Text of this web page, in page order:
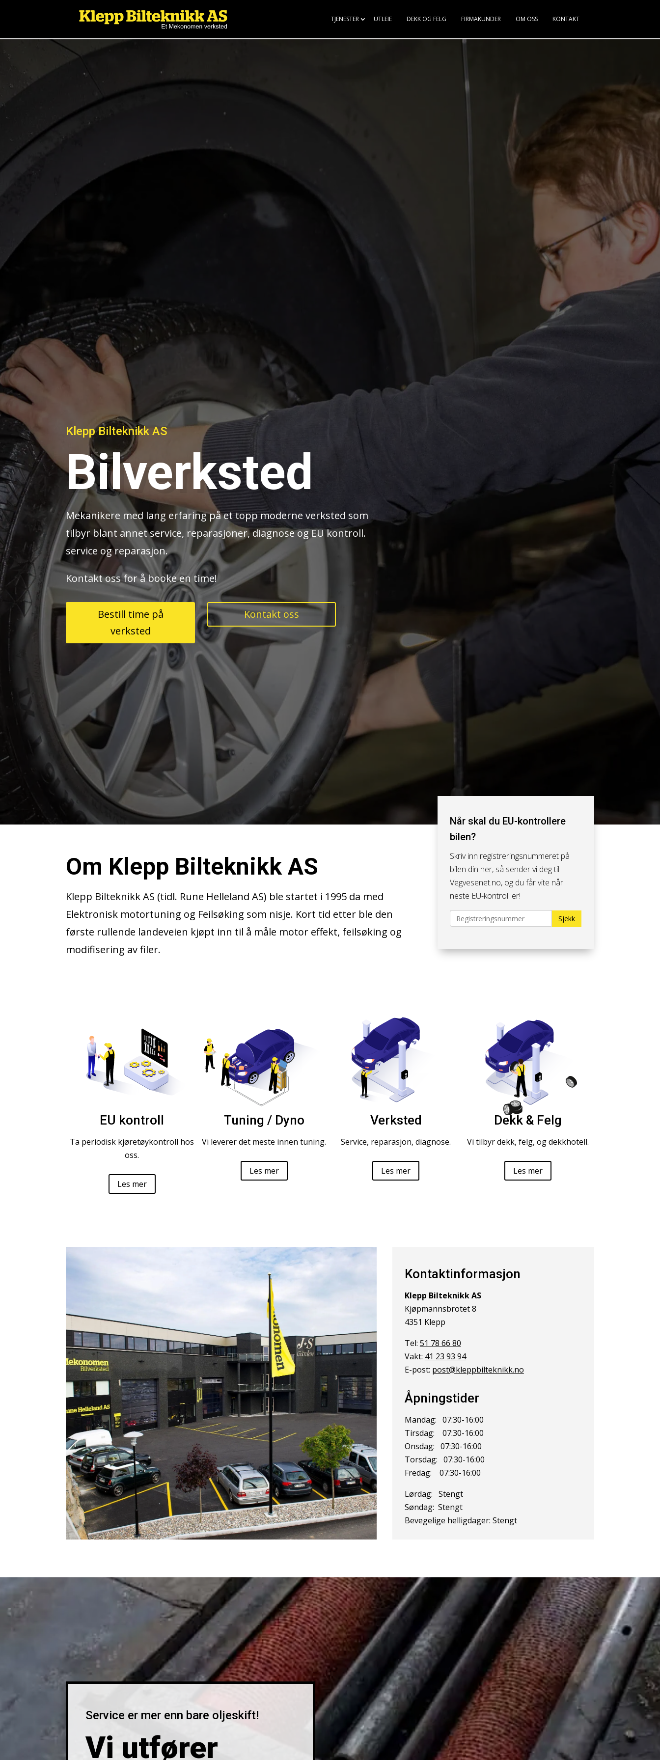
TJENESTER UTLEIE DEKK OG FELG FIRMAKUNDER OM OSS KONTAKT
Klepp Bilteknikk AS
Bilverksted
Mekanikere med lang erfaring på et topp moderne verksted som
tilbyr blant annet service, reparasjoner, diagnose og EU kontroll.
service og reparasjon.
Kontakt oss for å booke en time!
Bestill time på
verksted
Kontakt oss
Om Klepp Bilteknikk AS
Klepp Bilteknikk AS (tidl. Rune Helleland AS) ble startet i 1995 da med
Elektronisk motortuning og Feilsøking som nisje. Kort tid etter ble den
første rullende landeveien kjøpt inn til å måle motor effekt, feilsøking og
modifisering av filer.
Når skal du EU-kontrollere
bilen?
Skriv inn registreringsnummeret på
bilen din her, så sender vi deg til
Vegvesenet.no, og du får vite når
neste EU-kontroll er!
Sjekk
EU kontroll
Ta periodisk kjøretøykontroll hos
oss.
Les mer
Tuning / Dyno
Vi leverer det meste innen tuning.
Les mer
Verksted
Service, reparasjon, diagnose.
Les mer
Dekk & Felg
Vi tilbyr dekk, felg, og dekkhotell.
Les mer
Kontaktinformasjon
Klepp Bilteknikk AS
Kjøpmannsbrotet 8
4351 Klepp
Tel: 51 78 66 80
Vakt: 41 23 93 94
E-post: post@kleppbilteknikk.no
Åpningstider
Mandag: 07:30-16:00
Tirsdag: 07:30-16:00
Onsdag: 07:30-16:00
Torsdag: 07:30-16:00
Fredag: 07:30-16:00
Lørdag: Stengt
Søndag: Stengt
Bevegelige helligdager: Stengt
Service er mer enn bare oljeskift!
Vi utfører